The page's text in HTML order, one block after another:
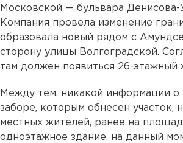
Московской — бульвара Денисова-
Компания провела изменение
образовала новый рядом с
сторону улицы Волгоградской.
там должен появиться 26-этажный
Между тем, никакой информации о
заборе, которым обнесен участок,
местных жителей, ранее на
одноэтажное здание, на данный